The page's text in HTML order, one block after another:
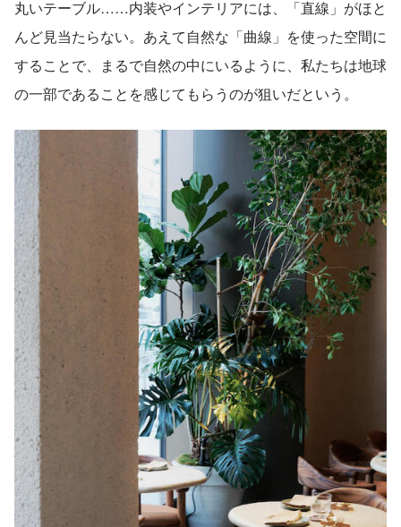
丸いテーブル……内装やインテリアには、「直線」がほと
んど見当たらない。あえて自然な「曲線」を使った空間に
することで、まるで自然の中にいるように、私たちは地球
の一部であることを感じてもらうのが狙いだという。